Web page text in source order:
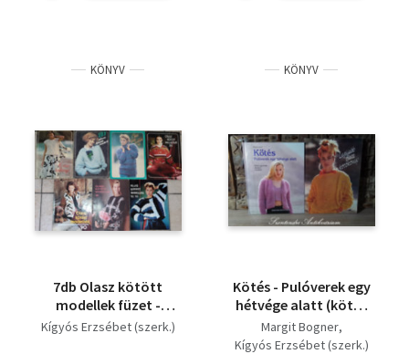
KÖNYV
7db Olasz kötött
modellek füzet -
Kígyós Erzsébet
Kígyós Erzsébet (szerk.)
KÖNYV
Kötés - Pulóverek egy
hétvége alatt (kötés
gyorsan, divatos
fonalból) + Legújabb
Margit Bogner
Kígyós Erzsébet (szerk.)